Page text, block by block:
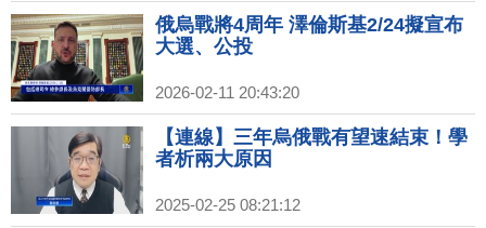
俄烏戰將4周年 澤倫斯基2/24擬宣布
大選、公投
2026-02-11 20:43:20
【連線】三年烏俄戰有望速結束！學
者析兩大原因
2025-02-25 08:21:12